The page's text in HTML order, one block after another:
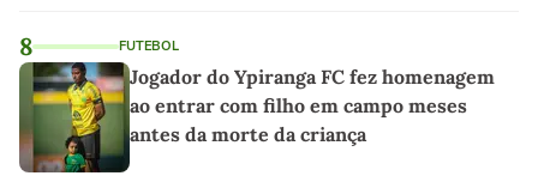
8 FUTEBOL
Jogador do Ypiranga FC fez homenagem
ao entrar com filho em campo meses
antes da morte da criança